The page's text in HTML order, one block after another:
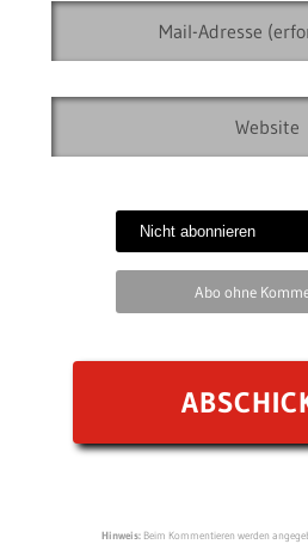
Abo ohne
Hinweis:Beim Kommentieren werden